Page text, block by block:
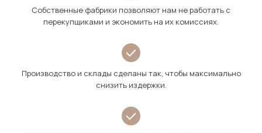
Собственные фабрики позволяют нам не работать с
перекупщиками и экономить на их комиссиях.
Производство и склады сделаны так, чтобы максимально
снизить издержки.